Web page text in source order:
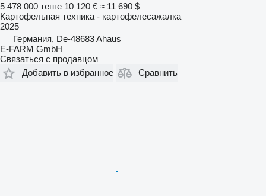
5 478 000 тенге 10 120 € ≈ 11 690 $
Картофельная техника - картофелесажалка
2025
Германия, De-48683 Ahaus
E-FARM GmbH
Связаться с продавцом
Добавить в избранное
Сравнить